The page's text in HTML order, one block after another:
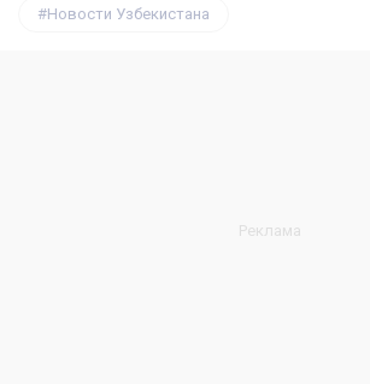
Новости Узбекистана